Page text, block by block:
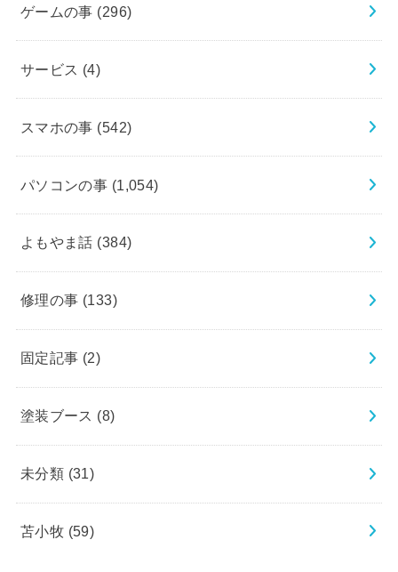
ゲームの事 (296)
サービス (4)
スマホの事 (542)
パソコンの事 (1,054)
よもやま話 (384)
修理の事 (133)
固定記事 (2)
塗装ブース (8)
未分類 (31)
苫小牧 (59)